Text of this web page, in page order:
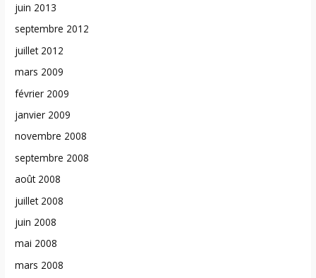
juin 2013
septembre 2012
juillet 2012
mars 2009
février 2009
janvier 2009
novembre 2008
septembre 2008
août 2008
juillet 2008
juin 2008
mai 2008
mars 2008